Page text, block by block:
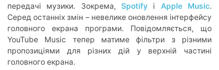
передачі музики. Зокрема, Spotify і Apple Music.
Серед останніх змін – невелике оновлення інтерфейсу
головного екрана програми. Повідомляється, що
YouTube Music тепер матиме фільтри з різними
пропозиціями для різних дій у верхній частині
головного екрана.